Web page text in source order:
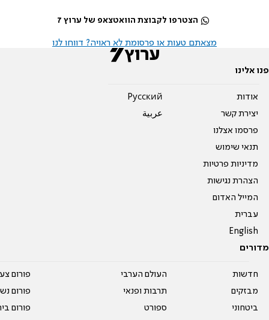
הצטרפו לקבוצת הוואטצאפ של ערוץ 7
מצאתם טעות או פרסומת לא ראויה? דווחו לנו
פנו אלינו
אודות
יצירת קשר
פרסמו אצלנו
תנאי שימוש
מדיניות פרטיות
הצהרת נגישות
המייל האדום
עברית
English
Pусский
عربية
מדורים
חדשות
מבזקים
ביטחוני
העולם הערבי
תרבות ופנאי
ספורט
פורום
פורום
פורום